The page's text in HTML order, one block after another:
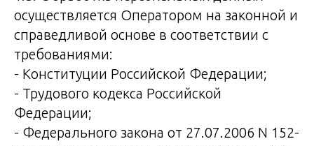
осуществляется Оператором на законной и
справедливой основе в соответствии с
требованиями:
- Конституции Российской Федерации;
- Трудового кодекса Российской
Федерации;
- Федерального закона от 27.07.2006 N 152-